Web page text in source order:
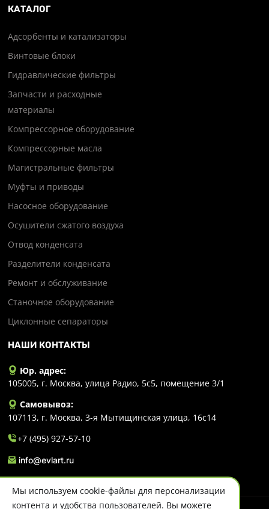
КАТАЛОГ
Адсорбенты и катализаторы
Винтовые блоки
Гидравлические фильтры
Запчасти и расходные
материалы
Компрессорное оборудование
Компрессорные масла
Магистральные фильтры
Муфты и приводы
Насосное оборудование
Осушители сжатого воздуха
Отвод конденсата
Разделители конденсата
Ремонт и обслуживание
Станочное оборудование
Циклонные сепараторы
НАШИ КОНТАКТЫ
Юр. адрес:
105005, г. Москва, улица Радио, 5с5, помещение 3/1
Самовывоз:
107113, г. Москва, 3-я Мытищинская улица, 16с14
+7 (495) 927-57-10
info@evlart.ru
Мы используем cookie-файлы для персонализации
контента и удобства пользователей. Вы можете